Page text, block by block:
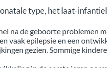
type, het laat-
na de geboorte problemen
vaak epilepsie en een
gezien. Sommige